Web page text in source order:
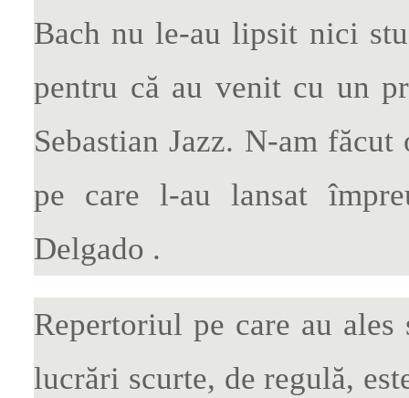
Bach nu le-au lipsit nici
pentru că au venit cu un
Sebastian Jazz. N-am
pe care l-au lansat
Delgado .
Repertoriul pe care au
lucrări scurte, de regulă,